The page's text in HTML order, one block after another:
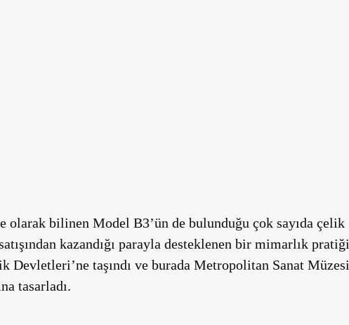
olarak bilinen Model B3’ün de bulunduğu çok sayıda çelik
kazandığı parayla desteklenen bir mimarlık pratiği
Devletleri’ne taşındı ve burada Metropolitan Sanat Müzesi
tasarladı.